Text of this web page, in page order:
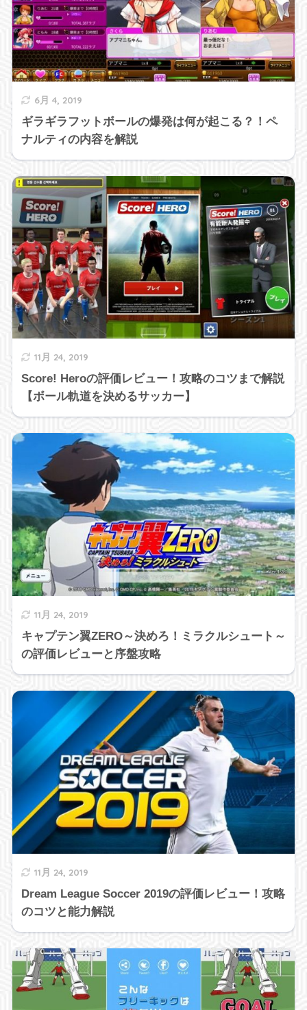
6月 4, 2019
ギラギラフットボールの爆発は何が起こる？！ペ
ナルティの内容を解説
11月 24, 2019
Score! Heroの評価レビュー！攻略のコツまで解説
【ボール軌道を決めるサッカー】
11月 24, 2019
キャプテン翼ZERO～決めろ！ミラクルシュート～
の評価レビューと序盤攻略
11月 24, 2019
Dream League Soccer 2019の評価レビュー！攻略
のコツと能力解説